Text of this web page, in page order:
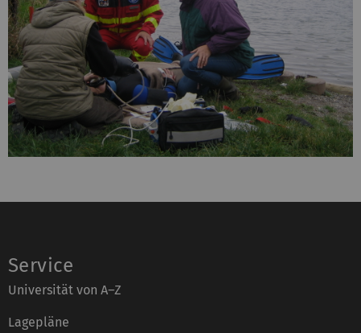
Service
Universität von A–Z
Lagepläne